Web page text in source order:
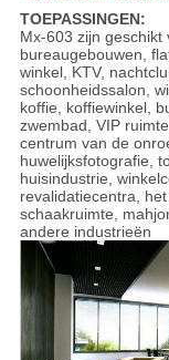
TOEPASSINGEN:
Mx-603 zijn geschikt
bureaugebouwen,
winkel, KTV,
schoonheidssalon,
koffie, koffiewinkel,
zwembad, VIP
centrum van de
huwelijksfotografie,
huisindustrie,
revalidatiecentra,
schaakruimte,
andere industrieën